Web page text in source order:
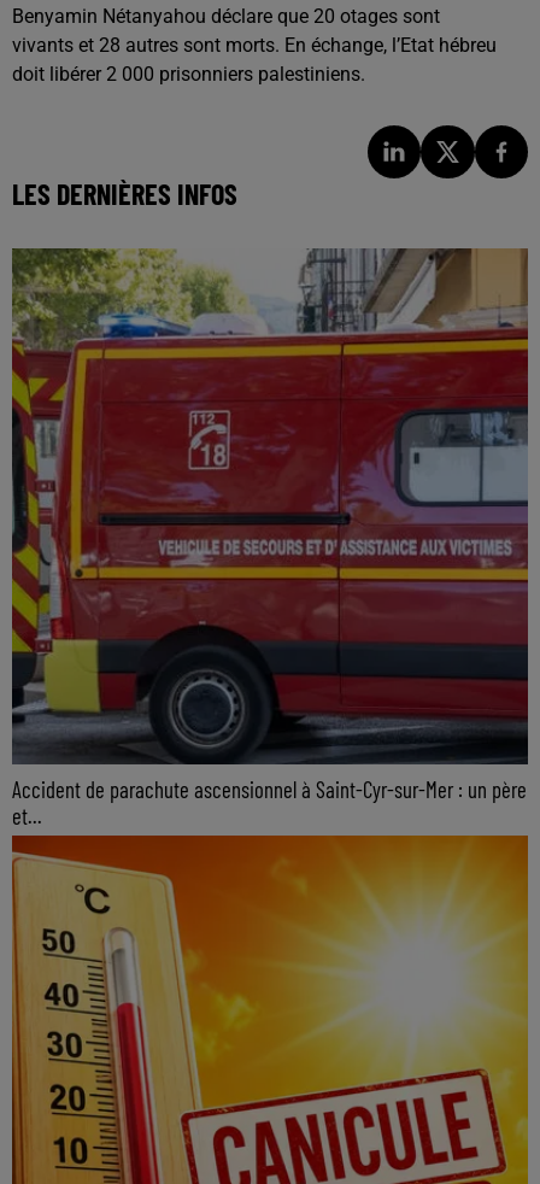
Benyamin Nétanyahou déclare que 20 otages sont
vivants et 28 autres sont morts. En échange, l’Etat hébreu
doit libérer 2 000 prisonniers palestiniens.
LES DERNIÈRES INFOS
Accident de parachute ascensionnel à Saint-Cyr-sur-Mer : un père
et...